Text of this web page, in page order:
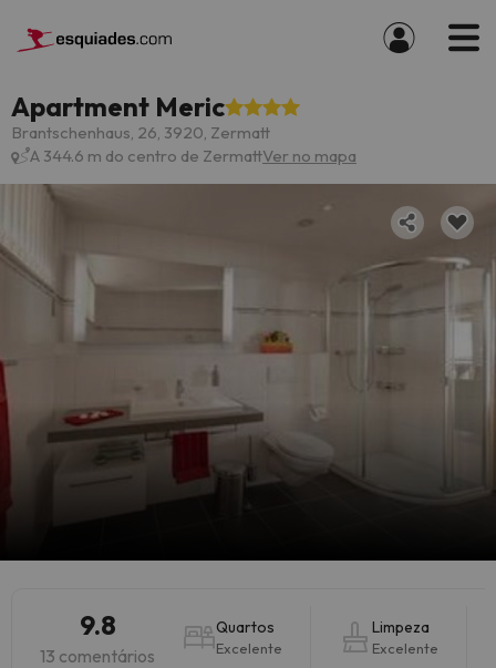
Apartment Meric
Brantschenhaus, 26, 3920, Zermatt
A 344.6 m do centro de ZermattVer no mapa
9.8
13 comentários
Quartos
Excelente
Limpeza
Excelente